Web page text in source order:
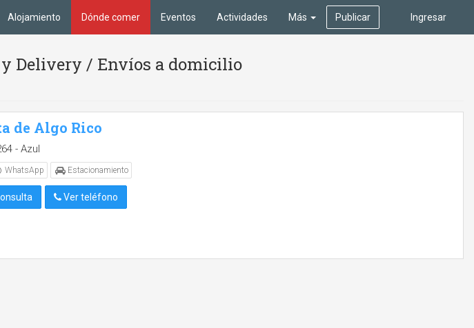
Ingresar
Alojamiento Dónde comer Eventos Actividades Más Publicar
Delivery / Envíos a domicilio
de Algo Rico
- Azul
WhatsApp Estacionamiento
Ver teléfono